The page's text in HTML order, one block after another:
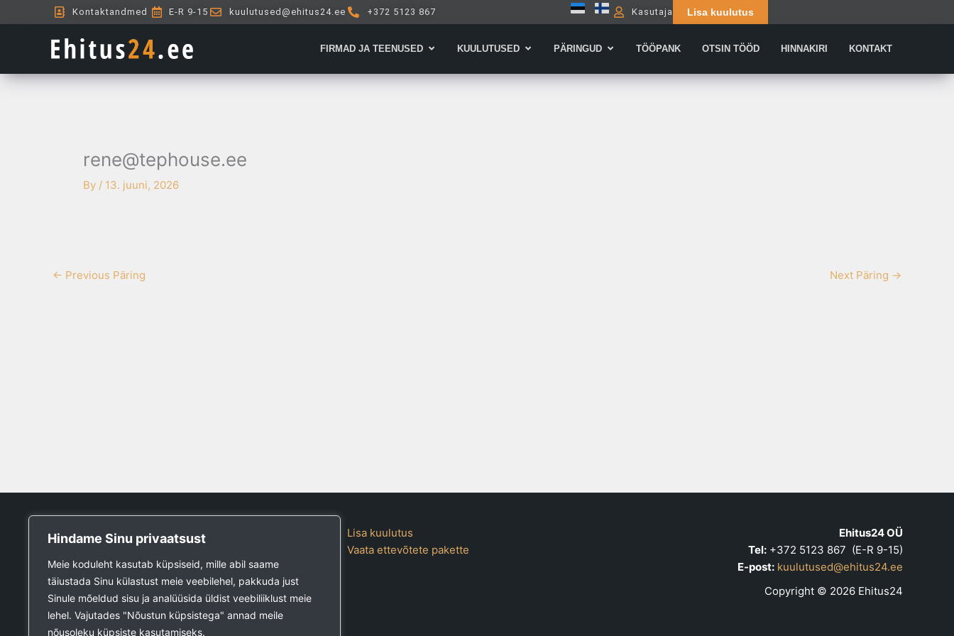
Hindame Sinu privaatsust
Meie koduleht kasutab küpsiseid, mille abil saame
täiustada Sinu külastust meie veebilehel, pakkuda just
Sinule mõeldud sisu ja analüüsida üldist veebiliiklust meie
lehel. Vajutades "Nõustun küpsistega" annad meile
nõusoleku küpsiste kasutamiseks.
to
Kontaktandmed E-R 9-15 kuulutused@ehitus24.ee +372 5123 867 Kasutaja Lisa kuulutus
FIRMAD JA TEENUSED Open Firmad ja teenused
KUULUTUSED Open Kuulutused
PÄRINGUD Open Päringud
TÖÖPANK OTSIN TÖÖD HINNAKIRI KONTAKT
rene@tephouse.ee
By / 13. juuni, 2026
← Previous Päring Next Päring →
Tööpank
Kuulutused
Firmad ja teenused
Ehitustööde päring
Ehitusmaterjali päring
Lisa kuulutus
Vaata ettevõtete pakette
Ehitus24 OÜ
Tel:+372 5123 867 (E-R 9-15)
E-post: kuulutused@ehitus24.ee
Copyright © 2026 Ehitus24